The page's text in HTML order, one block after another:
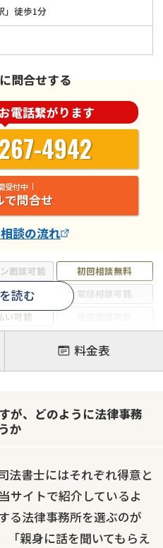
面談可能
初回相談無料
電話可能
電話相談可能
い可能
援用
過払い金返還請求
ーン
読む
」徒歩1分
問合せする
電話繋がります
4942
受付中
で問合せ
談の流れ
料金表
が、どのように法律事務
か
法書士にはそれぞれ得意と
サイトで紹介しているよ
る法律事務所を選ぶのが
「親身に話を聞いてもらえ